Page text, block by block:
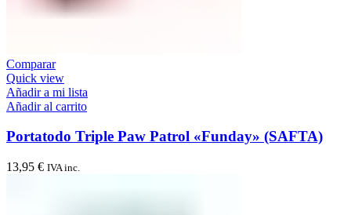
Comparar
Quick view
Añadir a mi lista
Añadir al carrito
Portatodo Triple Paw Patrol «Funday» (SAFTA)
13,95 € IVA inc.